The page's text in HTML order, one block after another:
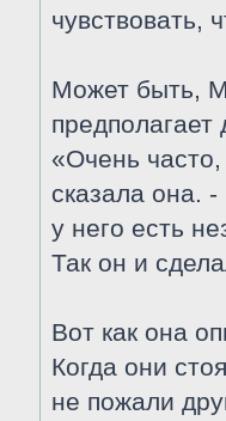
чувствовать,
Может быть,
предполагает
«Очень часто,
сказала она.
у него есть
Так он и
Вот как она
Когда они
не пожали